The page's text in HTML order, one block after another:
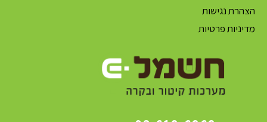
הצהרת נגישות
מדיניות פרטיות